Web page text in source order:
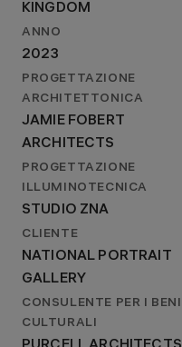
KINGDOM
ANNO
2023
PROGETTAZIONE
ARCHITETTONICA
JAMIE FOBERT
ARCHITECTS
PROGETTAZIONE
ILLUMINOTECNICA
STUDIO ZNA
CLIENTE
NATIONAL PORTRAIT
GALLERY
CONSULENTE PER I BENI
CULTURALI